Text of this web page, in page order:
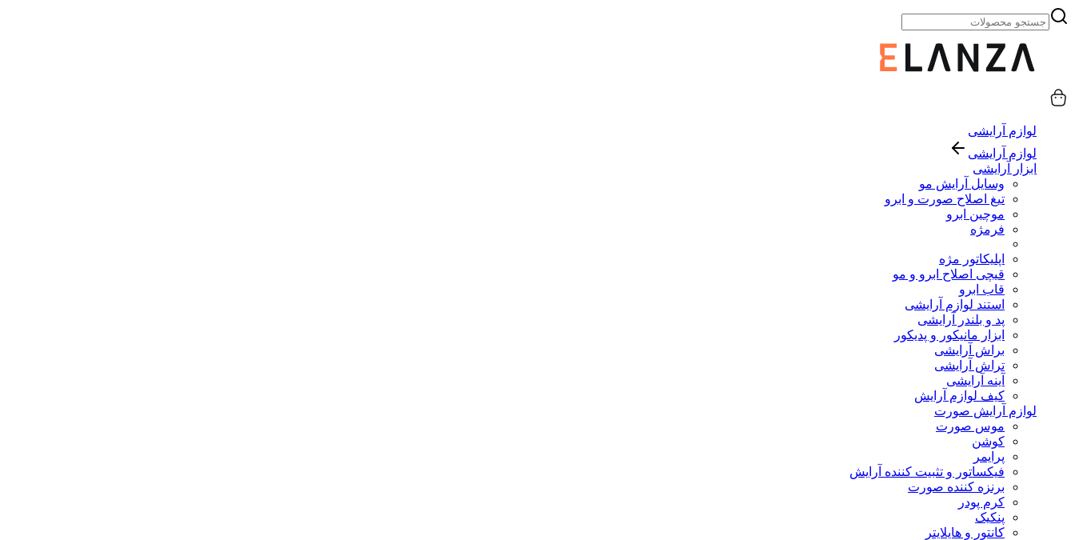
لوازم آرایشی
لوازم آرایشی
ابزار آرایشی
وسایل آرایش مو
تیغ اصلاح صورت و ابرو
موچین ابرو
فرمژه
اپلیکاتور مژه
قیچی اصلاح ابرو و مو
قاب ابرو
استند لوازم آرایشی
پد و بلندر آرایشی
ابزار مانیکور و پدیکور
براش آرایشی
تراش آرایشی
آینه آرایشی
کیف لوازم آرایش
لوازم آرایش صورت
موس صورت
کوشن
پرایمر
فیکساتور و تثبیت کننده آرایش
برنزه کننده صورت
کرم پودر
پنکیک
کانتور و هایلایتر